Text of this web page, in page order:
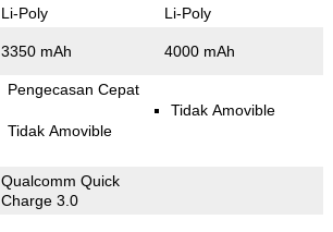
Li-Poly Li-Poly
3350 mAh 4000 mAh
Pengecasan Cepat
Tidak Amovible
Tidak Amovible
Qualcomm Quick
Charge 3.0